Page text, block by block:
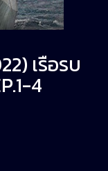
เรือรบ
4